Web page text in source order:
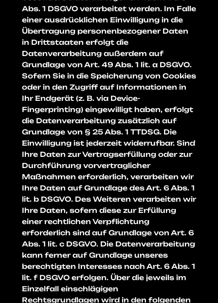
Abs. 1 DSGVO verarbeitet werden. Im Falle
einer ausdrücklichen Einwilligung in die
Übertragung personenbezogener Daten
in Drittstaaten erfolgt die
Datenverarbeitung außerdem auf
Grundlage von Art. 49 Abs. 1 lit. a DSGVO.
Sofern Sie in die Speicherung von Cookies
oder in den Zugriff auf Informationen in
Ihr Endgerät (z. B. via Device-
Fingerprinting) eingewilligt haben, erfolgt
die Datenverarbeitung zusätzlich auf
Grundlage von § 25 Abs. 1 TTDSG. Die
Einwilligung ist jederzeit widerrufbar. Sind
Ihre Daten zur Vertragserfüllung oder zur
Durchführung vorvertraglicher
Maßnahmen erforderlich, verarbeiten wir
Ihre Daten auf Grundlage des Art. 6 Abs. 1
lit. b DSGVO. Des Weiteren verarbeiten wir
Ihre Daten, sofern diese zur Erfüllung
einer rechtlichen Verpflichtung
erforderlich sind auf Grundlage von Art. 6
Abs. 1 lit. c DSGVO. Die Datenverarbeitung
kann ferner auf Grundlage unseres
berechtigten Interesses nach Art. 6 Abs. 1
lit. f DSGVO erfolgen. Über die jeweils im
Einzelfall einschlägigen
Rechtsgrundlagen wird in den folgenden